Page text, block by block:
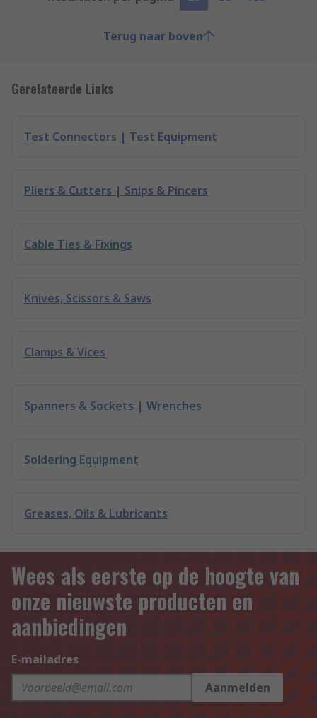
Terug naar boven
Gerelateerde Links
Test Connectors | Test Equipment
Pliers & Cutters | Snips & Pincers
Cable Ties & Fixings
Knives, Scissors & Saws
Clamps & Vices
Spanners & Sockets | Wrenches
Soldering Equipment
Greases, Oils & Lubricants
Wees als eerste op de hoogte van
onze nieuwste producten en
aanbiedingen
E-mailadres
Aanmelden